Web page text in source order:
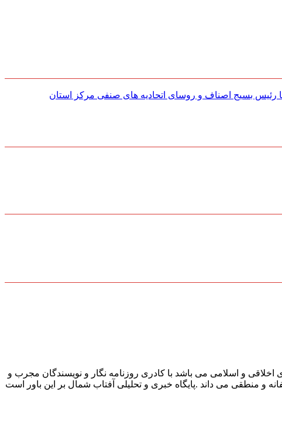
بسیج اصناف و روسای اتحادیه های صنفی مركز استان
و اسلامی می باشد با کادری روزنامه نگار و نویسندگان مجرب و
و منطقی می داند .پایگاه خبری و تحلیلی آفتاب شمال بر این باور است